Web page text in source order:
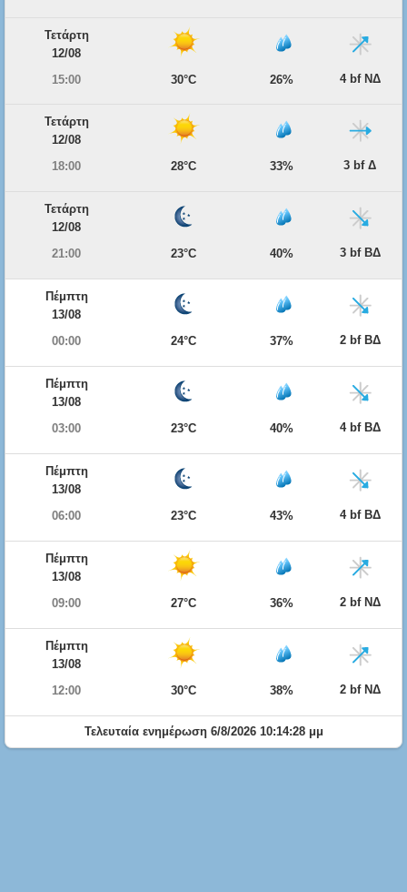
Τετάρτη
12/08
15:00
30°C 26% 4 bf ΝΔ
Τετάρτη
12/08
18:00
28°C 33% 3 bf Δ
Τετάρτη
12/08
21:00
23°C 40% 3 bf ΒΔ
Πέμπτη
13/08
00:00
24°C 37% 2 bf ΒΔ
Πέμπτη
13/08
03:00
23°C 40% 4 bf ΒΔ
Πέμπτη
13/08
06:00
23°C 43% 4 bf ΒΔ
Πέμπτη
13/08
09:00
27°C 36% 2 bf ΝΔ
Πέμπτη
13/08
12:00
30°C 38% 2 bf ΝΔ
Τελευταία ενημέρωση 6/8/2026 10:14:28 μμ